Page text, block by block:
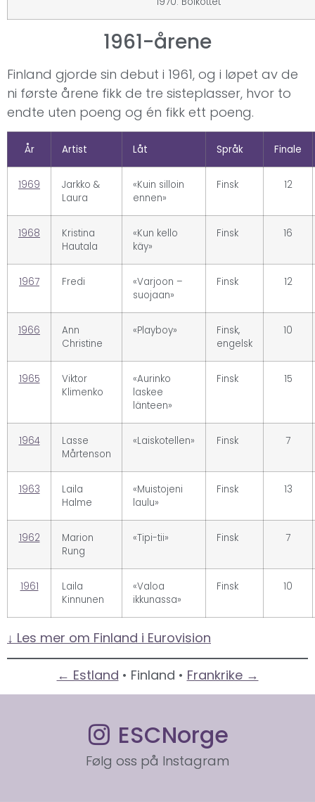
1961-årene
Finland gjorde sin debut i 1961, og i løpet av de
ni første årene fikk de tre sisteplasser, hvor to
endte uten poeng og én fikk ett poeng.
År Artist Låt Språk Finale
1969
Jarkko &
Laura
«Kuin silloin
ennen»
Finsk 12
1968
Kristina
Hautala
«Kun kello
käy»
Finsk 16
1967 Fredi
«Varjoon –
suojaan»
Finsk 12
1966
Ann
Christine
«Playboy»
Finsk,
engelsk
10
1965
Viktor
Klimenko
«Aurinko
laskee
länteen»
Finsk 15
1964
Lasse
Mårtenson
«Laiskotellen» Finsk 7
1963
Laila
Halme
«Muistojeni
laulu»
Finsk 13
1962
Marion
Rung
«Tipi-tii» Finsk 7
1961
Laila
Kinnunen
«Valoa
ikkunassa»
Finsk 10
↓ Les mer om Finland i Eurovision
← Estland • Finland • Frankrike →
ESCNorge
Følg oss på Instagram